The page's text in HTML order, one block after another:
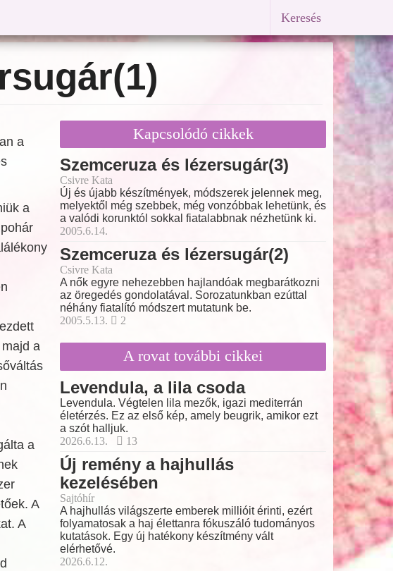
Keresés
a
a
a
a
A
A
Kapcsolódó cikkek
Szemceruza és lézersugár(3)
Csivre Kata
Új és újabb készítmények, módszerek jelennek meg,
melyektől még szebbek, még vonzóbbak lehetünk, és
a valódi korunktól sokkal fiatalabbnak nézhetünk ki.
2005.6.14.
Szemceruza és lézersugár(2)
Csivre Kata
A nők egyre nehezebben hajlandóak megbarátkozni
az öregedés gondolatával. Sorozatunkban ezúttal
néhány fiatalító módszert mutatunk be.
2005.5.13.
2
A rovat további cikkei
Levendula, a lila csoda
Levendula. Végtelen lila mezők, igazi mediterrán
életérzés. Ez az első kép, amely beugrik, amikor ezt
a szót halljuk.
2026.6.13.
13
Új remény a hajhullás
kezelésében
Sajtóhír
A hajhullás világszerte emberek millióit érinti, ezért
folyamatosak a haj élettanra fókuszáló tudományos
kutatások. Egy új hatékony készítmény vált
elérhetővé.
2026.6.12.